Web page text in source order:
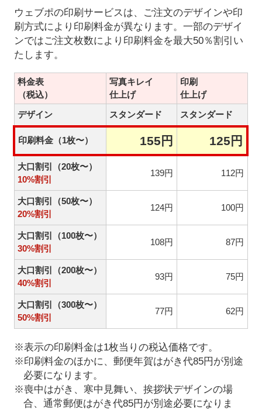
ウェブポの印刷サービスは、ご注文のデザインや印
刷方式により印刷料金が異なります。一部のデザイ
ンではご注文枚数により印刷料金を最大50％割引い
たします。
料金表
（税込）
写真キレイ
仕上げ
印刷
仕上げ
デザイン
スタンダード スタンダード
印刷料金（1枚〜） 155円 125円
大口割引（20枚〜）
10%割引
139円 112円
大口割引（50枚〜）
20%割引
124円 100円
大口割引（100枚〜）
30%割引
108円 87円
大口割引（200枚〜）
40%割引
93円 75円
大口割引（300枚〜）
50%割引
77円 62円
※表示の印刷料金は1枚当りの税込価格です。
※印刷料金のほかに、郵便年賀はがき代85円が別途
必要になります。
※喪中はがき、寒中見舞い、挨拶状デザインの場
合、通常郵便はがき代85円が別途必要になりま